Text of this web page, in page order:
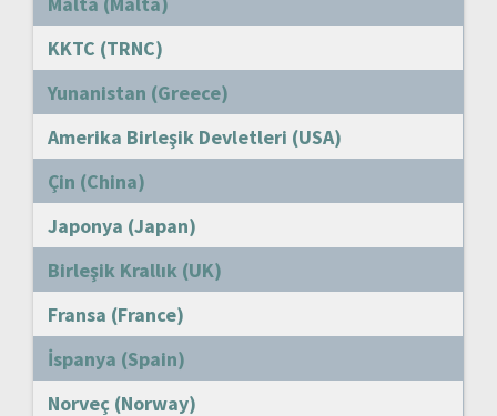
KKTC (TRNC)
Yunanistan (Greece)
Amerika Birleşik Devletleri (USA)
Çin (China)
Japonya (Japan)
Birleşik Krallık (UK)
Fransa (France)
İspanya (Spain)
Norveç (Norway)